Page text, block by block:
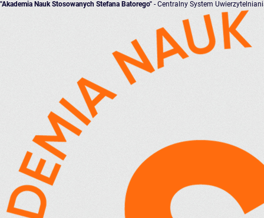
"Akademia Nauk Stosowanych Stefana Batorego" - Centralny System